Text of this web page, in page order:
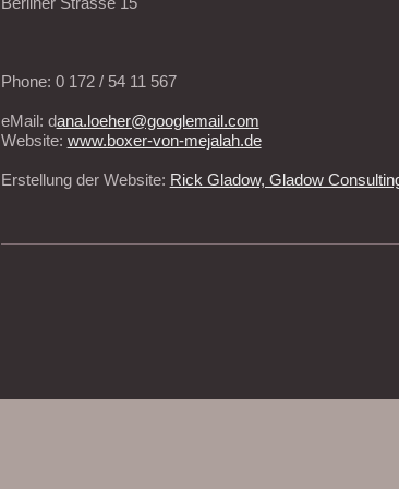
Phone: 0 172 / 54 11 567
eMail: dana.loeher@googlemail.com
Website: www.boxer-von-mejalah.de
Erstellung der Website: Rick Gladow, Gladow